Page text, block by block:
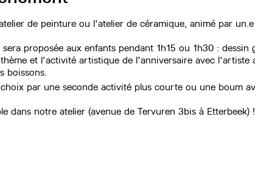
de peinture ou l'atelier de céramique, animé par
proposée aux enfants pendant 1h15 ou 1h30 : dessin
et l'activité artistique de l'anniversaire avec l'artiste
boissons.
par une seconde activité plus courte ou une boum
dans notre atelier (avenue de Tervuren 3bis à Etterbeek) !